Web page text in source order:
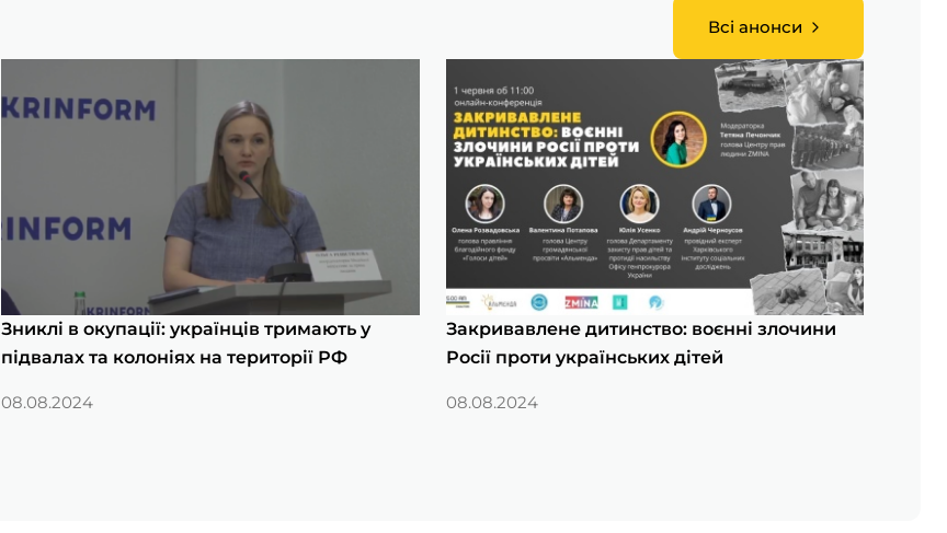
Всі анонси
Зниклі в окупації: українців тримають у
підвалах та колоніях на території РФ
08.08.2024
Закривавлене дитинство: воєнні злочини
Росії проти українських дітей
08.08.2024